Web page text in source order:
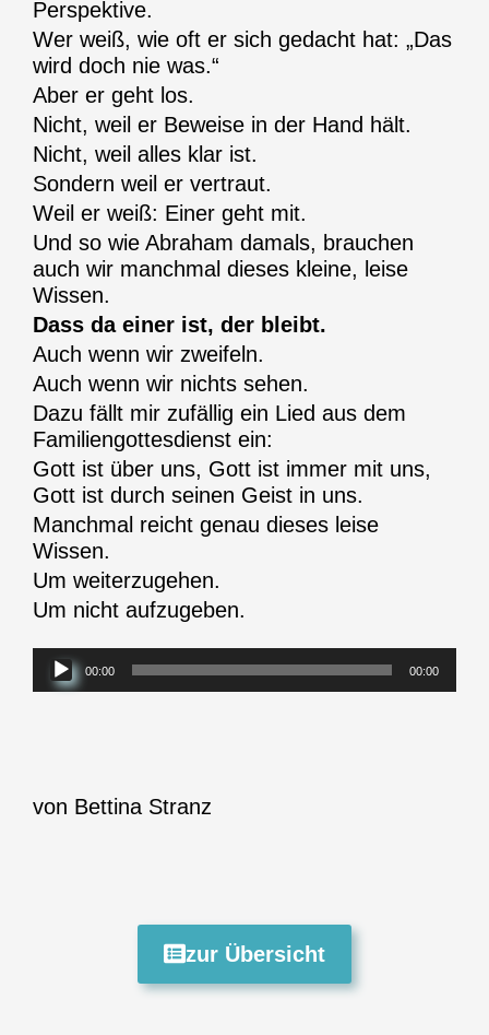
Perspektive.
Wer weiß, wie oft er sich gedacht hat: „Das
wird doch nie was.“
Aber er geht los.
Nicht, weil er Beweise in der Hand hält.
Nicht, weil alles klar ist.
Sondern weil er vertraut.
Weil er weiß: Einer geht mit.
Und so wie Abraham damals, brauchen
auch wir manchmal dieses kleine, leise
Wissen.
Dass da einer ist, der bleibt.
Auch wenn wir zweifeln.
Auch wenn wir nichts sehen.
Dazu fällt mir zufällig ein Lied aus dem
Familiengottesdienst ein:
Gott ist über uns, Gott ist immer mit uns,
Gott ist durch seinen Geist in uns.
Manchmal reicht genau dieses leise
Wissen.
Um weiterzugehen.
Um nicht aufzugeben.
Audio-
Player
00:00 00:00
von Bettina Stranz
zur Übersicht